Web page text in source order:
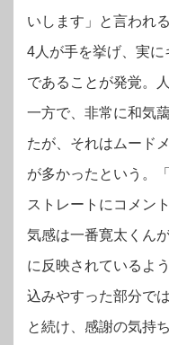
いします」と言われ
4人が手を挙げ、実に
であることが発覚。
一方で、非常に和気
たが、それはムード
が多かったという。
ストレートにコメン
気感は一番寛太くん
に反映されているよ
込みやすった部分で
と続け、感謝の気持